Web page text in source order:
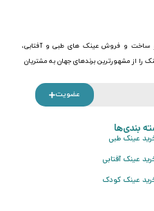
از ۳۵سال سابقه در ساخت و فروش عینک های طبی و آفتابی،
از مشهورترین برندهای جهان به مشتریان
عضویت
بندی‌ها
عینک طبی
عینک آفتابی
عینک کودک